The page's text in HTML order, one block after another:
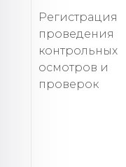
Регистрация
проведения
контрольных
осмотров и
проверок